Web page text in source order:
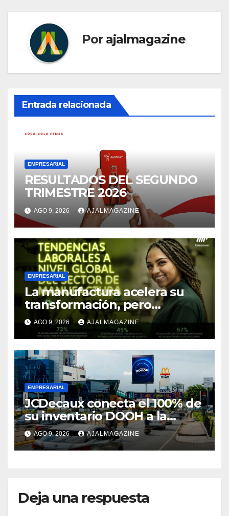
Por ajalmagazine
Entrada relacionada
EMPRESARIAL
RESULTADOS DEL SEGUNDO
TRIMESTRE 2026
AGO 9, 2026 AJALMAGAZINE
EMPRESARIAL
La manufactura acelera su
transformación, pero
enfrenta una creciente
escasez de talento
especializado
AGO 9, 2026 AJALMAGAZINE
EMPRESARIAL
JCDecaux conecta el 100% de
su inventario DOOH a la
compra programática en 9
mercados de Latinoamérica
AGO 9, 2026 AJALMAGAZINE
Deja una respuesta